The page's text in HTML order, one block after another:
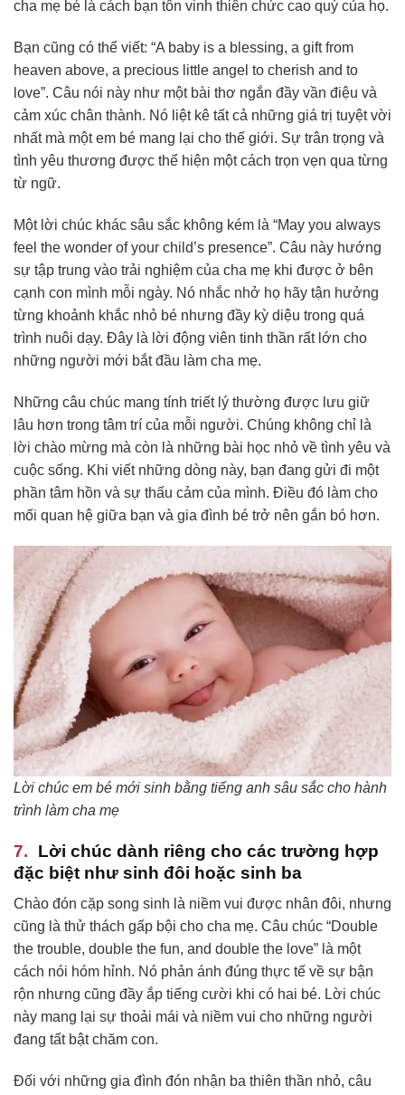
cha mẹ bé là cách bạn tôn vinh thiên chức cao quý của họ.
Bạn cũng có thể viết: “A baby is a blessing, a gift from
heaven above, a precious little angel to cherish and to
love”. Câu nói này như một bài thơ ngắn đầy vần điệu và
cảm xúc chân thành. Nó liệt kê tất cả những giá trị tuyệt vời
nhất mà một em bé mang lại cho thế giới. Sự trân trọng và
tình yêu thương được thể hiện một cách trọn vẹn qua từng
từ ngữ.
Một lời chúc khác sâu sắc không kém là “May you always
feel the wonder of your child’s presence”. Câu này hướng
sự tập trung vào trải nghiệm của cha mẹ khi được ở bên
cạnh con mình mỗi ngày. Nó nhắc nhở họ hãy tận hưởng
từng khoảnh khắc nhỏ bé nhưng đầy kỳ diệu trong quá
trình nuôi dạy. Đây là lời động viên tinh thần rất lớn cho
những người mới bắt đầu làm cha mẹ.
Những câu chúc mang tính triết lý thường được lưu giữ
lâu hơn trong tâm trí của mỗi người. Chúng không chỉ là
lời chào mừng mà còn là những bài học nhỏ về tình yêu và
cuộc sống. Khi viết những dòng này, bạn đang gửi đi một
phần tâm hồn và sự thấu cảm của mình. Điều đó làm cho
mối quan hệ giữa bạn và gia đình bé trở nên gắn bó hơn.
Lời chúc em bé mới sinh bằng tiếng anh sâu sắc cho hành
trình làm cha mẹ
Lời chúc dành riêng cho các trường hợp
đặc biệt như sinh đôi hoặc sinh ba
Chào đón cặp song sinh là niềm vui được nhân đôi, nhưng
cũng là thử thách gấp bội cho cha mẹ. Câu chúc “Double
the trouble, double the fun, and double the love” là một
cách nói hóm hỉnh. Nó phản ánh đúng thực tế về sự bận
rộn nhưng cũng đầy ắp tiếng cười khi có hai bé. Lời chúc
này mang lại sự thoải mái và niềm vui cho những người
đang tất bật chăm con.
Đối với những gia đình đón nhận ba thiên thần nhỏ, câu